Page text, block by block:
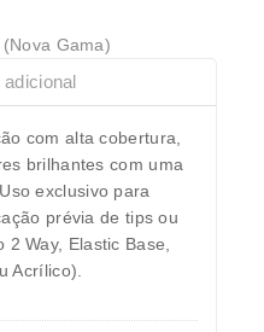
Gama)
com alta cobertura,
brilhantes com uma
exclusivo para
prévia de tips ou
Way, Elastic Base,
Acrílico).